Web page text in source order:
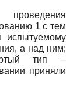
1 с тем
испытуемому
а над ним;
тип –
приняли